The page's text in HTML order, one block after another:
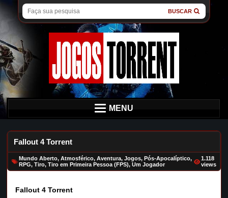
BUSCAR
MENU
Fallout 4 Torrent
Mundo Aberto,Atmosférico,Aventura,Jogos,Pós-Apocalíptico,
RPG,Tiro,Tiro em Primeira Pessoa (FPS),Um Jogador
1.118
views
Fallout 4 Torrent